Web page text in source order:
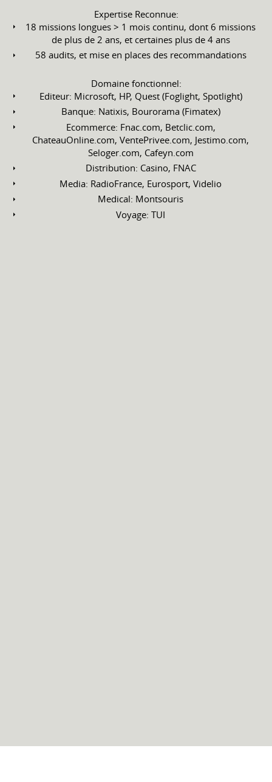
Expertise Reconnue:
18 missions longues > 1 mois continu, dont 6 missions
de plus de 2 ans, et certaines plus de 4 ans
58 audits, et mise en places des recommandations
Domaine fonctionnel:
Editeur: Microsoft, HP, Quest (Foglight, Spotlight)
Banque: Natixis, Bourorama (Fimatex)
Ecommerce: Fnac.com, Betclic.com,
ChateauOnline.com, VentePrivee.com, Jestimo.com,
Seloger.com, Cafeyn.com
Distribution: Casino, FNAC
Media: RadioFrance, Eurosport, Videlio
Medical: Montsouris
Voyage: TUI